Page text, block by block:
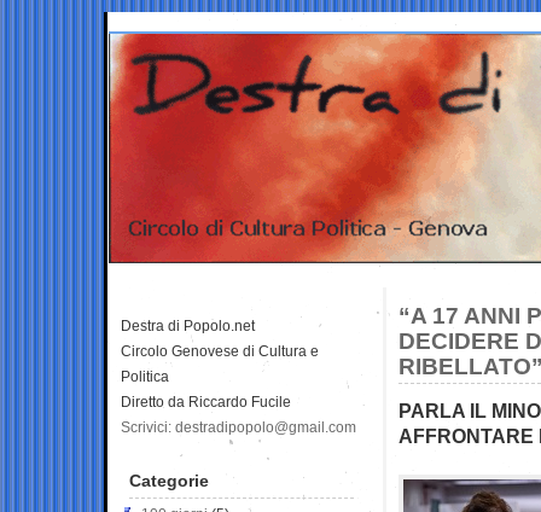
“A 17 ANNI
DECIDERE
PARLA IL
AFFRONTARE
Destra di Popolo.net
Circolo Genovese di Cultura e
Politica
Diretto da Riccardo Fucile
Scrivici: destradipopolo@gmail.com
Categorie